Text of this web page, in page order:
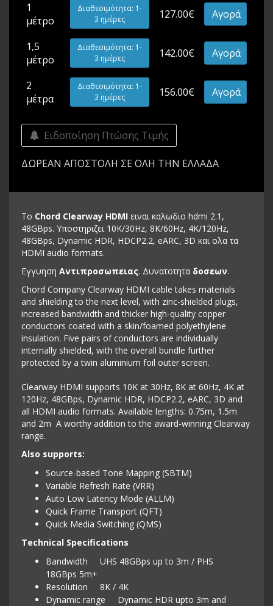
1
μέτρο
Διαθεσιμότητα: 1-
3 ημέρες
127.00€ Αγορά
1,5
μέτρο
Διαθεσιμότητα: 1-
3 ημέρες
142.00€ Αγορά
2
μέτρα
Διαθεσιμότητα: 1-
3 ημέρες
156.00€ Αγορά
Ειδοποίηση Πτώσης Τιμής
ΔΩΡΕΑΝ ΑΠΟΣΤΟΛΗ ΣΕ ΟΛΗ ΤΗΝ ΕΛΛΑΔΑ
Το Chord Clearway HDMI ειναι καλωδιο hdmi 2.1,
48GBps. Υποστηριζει 10K/30Hz, 8K/60Hz, 4K/120Hz,
48GBps, Dynamic HDR, HDCP2.2, eARC, 3D και ολα τα
HDMI audio formats.
Εγγυηση Αντιπροσωπειας. Δυνατοτητα δοσεων.
Chord Company Clearway HDMI cable takes materials
and shielding to the next level, with zinc-shielded plugs,
increased bandwidth and thicker high-quality copper
conductors coated with a skin/foamed polyethylene
insulation. Five pairs of conductors are individually
internally shielded, with the overall bundle further
protected by a twin aluminium foil outer screen.
Clearway HDMI supports 10K at 30Hz, 8K at 60Hz, 4K at
120Hz, 48GBps, Dynamic HDR, HDCP2.2, eARC, 3D and
all HDMI audio formats. Available lengths: 0.75m, 1.5m
and 2m A worthy addition to the award-winning Clearway
range.
Also supports:
Source-based Tone Mapping (SBTM)
Variable Refresh Rate (VRR)
Auto Low Latency Mode (ALLM)
Quick Frame Transport (QFT)
Quick Media Switching (QMS)
Technical Specifications
Bandwidth UHS 48GBps up to 3m / PHS
18GBps 5m+
Resolution 8K / 4K
Dynamic range Dynamic HDR upto 3m and